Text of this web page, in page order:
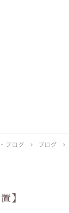
ブログ chevron_right ブログ chevron_right
】